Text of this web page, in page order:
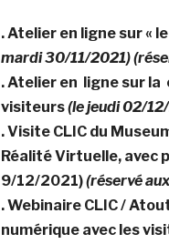
. Atelier en ligne sur «
mardi 30/11/2021)
. Atelier en ligne sur
visiteurs(le jeudi 02/
. Visite CLIC du
Réalité Virtuelle, avec
9/12/2021)(réservé
. Webinaire CLIC /
numérique avec les